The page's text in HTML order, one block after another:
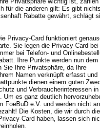
für die anderen gilt: Es gibt
Rabatte gewährt, schlägt
Privacy-Card funktioniert
Sie legen die Privacy-Card bei
bei Telefon- und
Ihre Punkte werden nun dem
Sie Ihre Privatsphäre, da Ihre
Namen verknüpft erfasst und
dienen einem guten
und Verbraucherinteressen in
es ganz deutlich
FoeBuD e.V. und werden nicht
Die Kosten, die wir durch die
Card haben, lassen sich